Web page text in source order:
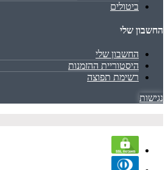
ביטולים
החשבון שלי
החשבון שלי
היסטוריית ההזמנות
רשימת תפוצה
נגישות